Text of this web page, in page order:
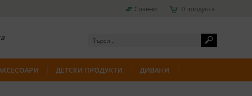
Сравни 0 продукта
ДЕТСКИ ПРОДУКТИ ДИВАНИ